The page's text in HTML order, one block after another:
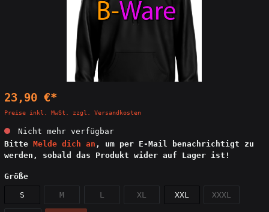
23,90 €*
Preise inkl. MwSt. zzgl. Versandkosten
Nicht mehr verfügbar
Bitte Melde dich an , um per E-Mail benachrichtigt zu
werden, sobald das Produkt wider auf Lager ist!
Größe
S M L XL XXL XXXL